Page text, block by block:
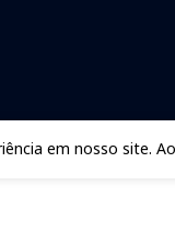
em nosso site.